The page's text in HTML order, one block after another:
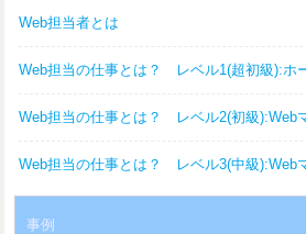
Web担当者とは
Web担当の仕事とは？ レベル1(超初級):ホ
Web担当の仕事とは？ レベル2(初級):Web
Web担当の仕事とは？ レベル3(中級):Web
事例